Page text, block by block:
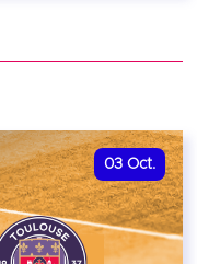
03 Oct.